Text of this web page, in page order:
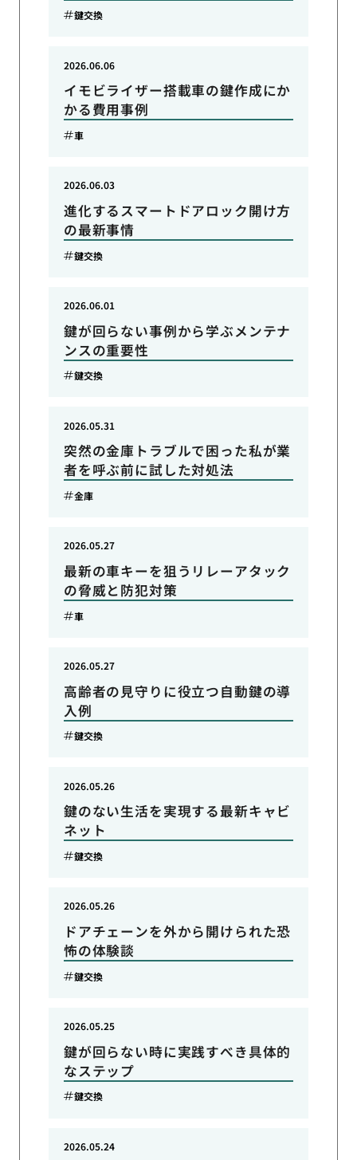
鍵交換
イモビライザー搭載車の鍵作成にか
かる費用事例
2026.06.06
車
進化するスマートドアロック開け方
の最新事情
2026.06.03
鍵交換
鍵が回らない事例から学ぶメンテナ
ンスの重要性
2026.06.01
鍵交換
突然の金庫トラブルで困った私が業
者を呼ぶ前に試した対処法
2026.05.31
金庫
最新の車キーを狙うリレーアタック
の脅威と防犯対策
2026.05.27
車
高齢者の見守りに役立つ自動鍵の導
入例
2026.05.27
鍵交換
鍵のない生活を実現する最新キャビ
ネット
2026.05.26
鍵交換
ドアチェーンを外から開けられた恐
怖の体験談
2026.05.26
鍵交換
鍵が回らない時に実践すべき具体的
なステップ
2026.05.25
鍵交換
2026.05.24